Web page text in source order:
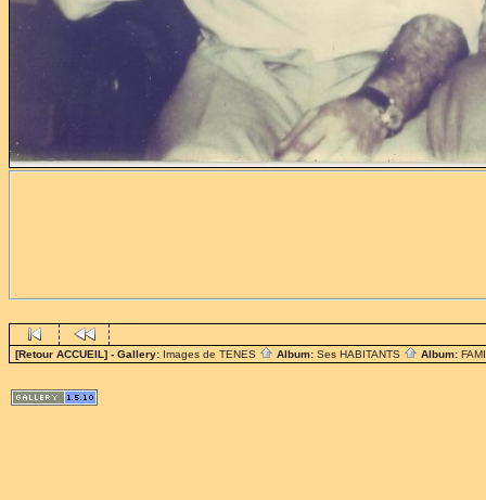
[Retour ACCUEIL] - Gallery: Images de TENES Album: Ses HABITANTS Album: